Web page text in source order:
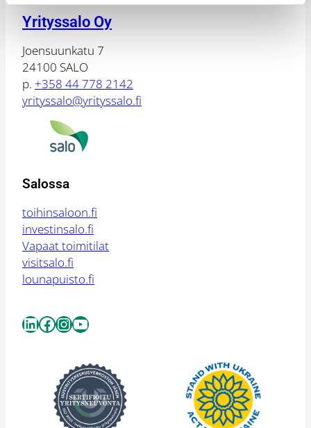
Yrityssalo Oy
Joensuunkatu 7
24100 SALO
p. +358 44 778 2142
yrityssalo@yrityssalo.fi
Salossa
toihinsaloon.fi
investinsalo.fi
Vapaat toimitilat
visitsalo.fi
lounapuisto.fi
LinkedIn
Facebook
Instagram
YouTube